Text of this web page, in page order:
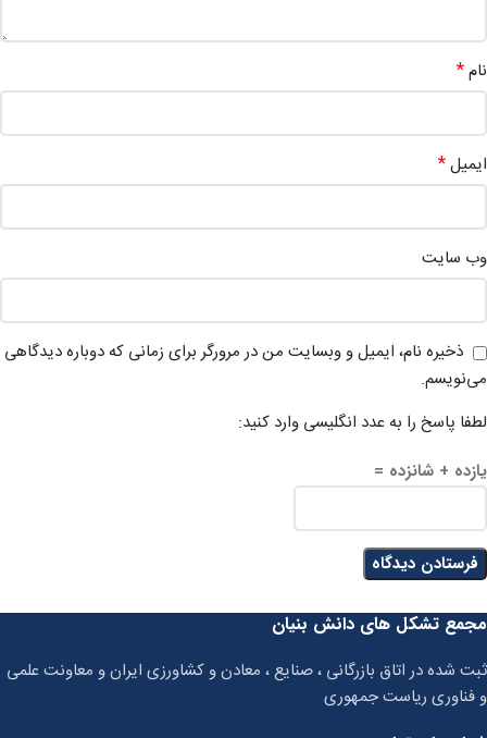
نام*
ایمیل*
وب‌ سایت
ذخیره نام، ایمیل و وبسایت من در مرورگر برای زمانی که دوباره دیدگاهی
می‌نویسم.
لطفا پاسخ را به عدد انگلیسی وارد کنید:
یازده + شانزده =
مجمع تشکل های دانش بنیان
ثبت شده در اتاق بازرگانی ، صنایع ، معادن و کشاورزی ایران و معاونت علمی
و فناوری ریاست جمهوری